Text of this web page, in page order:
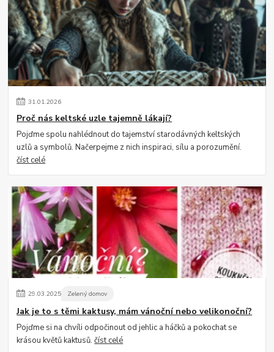
31.01.2026
Proč nás keltské uzle tajemně lákají?
Pojďme spolu nahlédnout do tajemství starodávných keltských
uzlů a symbolů. Načerpejme z nich inspiraci, sílu a porozumění.
číst celé
29.03.2025 Zelený domov
Jak je to s těmi kaktusy, mám vánoční nebo velikonoční?
Pojďme si na chvíli odpočinout od jehlic a háčků a pokochat se
krásou květů kaktusů.číst celé